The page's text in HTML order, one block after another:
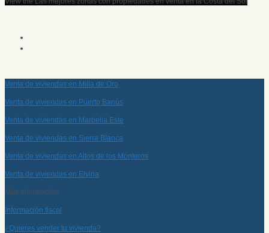
Venta de viviendas en Milla de Oro
Venta de viviendas en Puerto Banús
Venta de viviendas en Marbella Este
Venta de viviendas en Sierra Blanca
Venta de viviendas en Altos de los Monteros
Venta de viviendas en Elviria
Más información
Información fiscal
¿Quieres vender tu vivienda?